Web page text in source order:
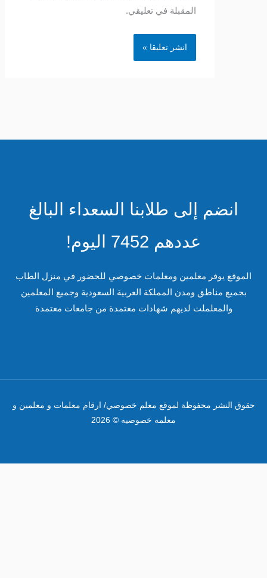
المقبلة في تعليقي.
انضم إلى طلابنا السعداء البالغ
عددهم 7452 اليوم!
يوفر معلمين ومعلمات خصوصي للحضور في منزل الطاب
بجميع مناطق ومدن المملكة العربية السعودية وجميع المعلمين
والمعلملت لديهم شهادات معتمدة من جامعات معتمدة
النشر محفوظة لموقع معلم خصوصي/ ارقام معلمات و معلمين و
معلمه خصوصيه © 2026